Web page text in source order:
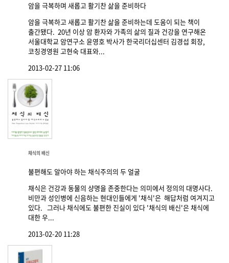
암을 극복하며 새롭고 활기찬 삶을 준비하다
암을 극복하고 새롭고 활기찬 삶을 준비하는데 도움이 되는 책이
출간됐다. 20년 이상 암 환자와 가족의 삶의 질과 건강을 연구해온
서울대학교 암연구소 윤영호 박사가 한국리더십센터 김경섭 회장,
코칭경영원 고현숙 대표와...
2013-02-27 11:06
채식의 배신
불편해도 알아야 하는 채식주의의 두 얼굴
채식은 건강과 동물의 샹명을 존중한다는 의미에서 정의의 대명사다.
비만과 성인병에 신음하는 현대인들에게 '채식'은 해답처럼 여겨지고
있다. 그러나 채식에도 불편한 진실이 있다 '채식의 배신'은 채식에
대한 우...
2013-02-20 11:28